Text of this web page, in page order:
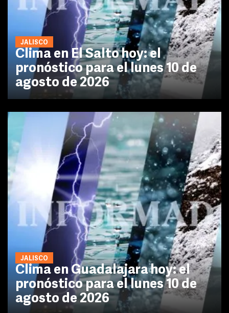
JALISCO
Clima en El Salto hoy: el
pronóstico para el lunes 10 de
agosto de 2026
JALISCO
Clima en Guadalajara hoy: el
pronóstico para el lunes 10 de
agosto de 2026